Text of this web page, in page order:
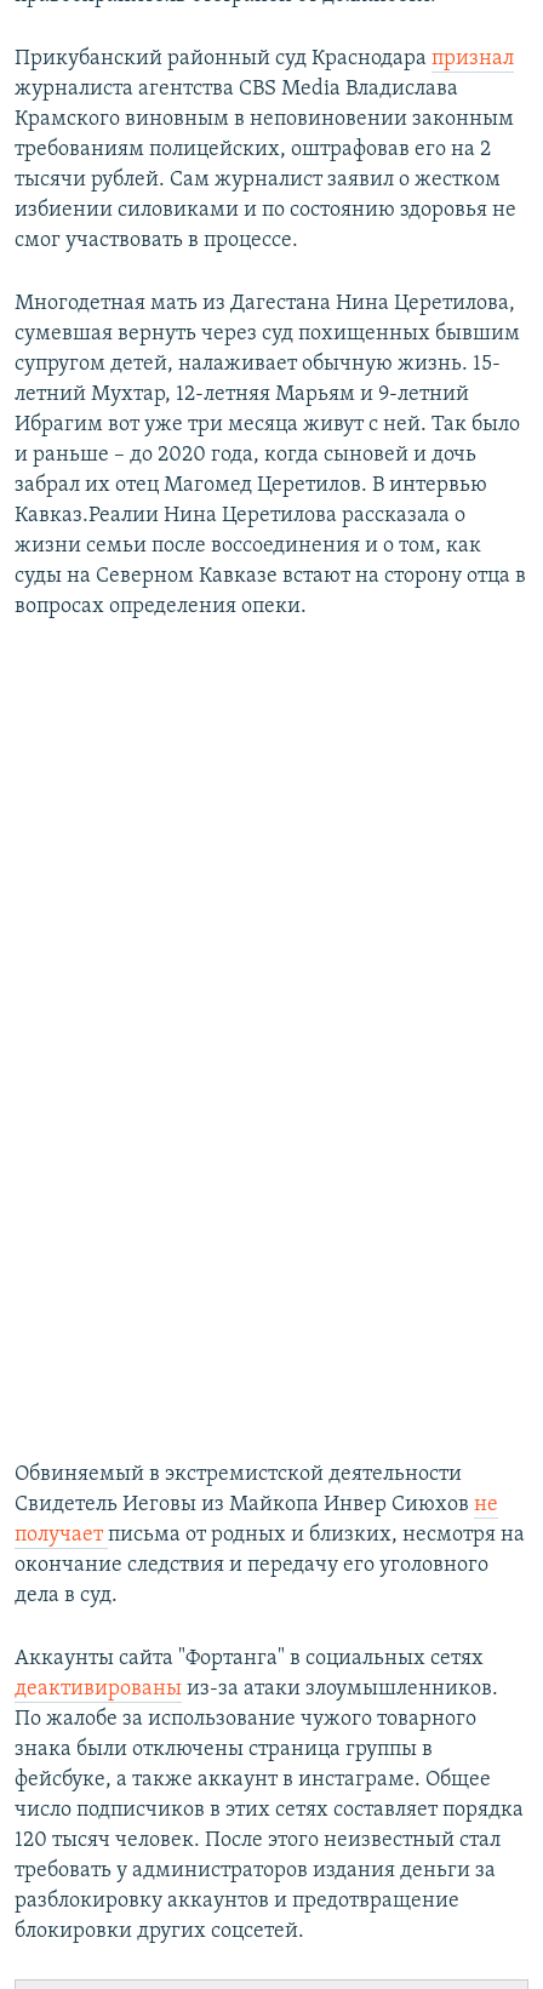
Прикубанский районный суд Краснодара признал
журналиста агентства CBS Media Владислава
Крамского виновным в неповиновении законным
требованиям полицейских, оштрафовав его на 2
тысячи рублей. Сам журналист заявил о жестком
избиении силовиками и по состоянию здоровья не
смог участвовать в процессе.
Многодетная мать из Дагестана Нина Церетилова,
сумевшая вернуть через суд похищенных бывшим
супругом детей, налаживает обычную жизнь. 15-
летний Мухтар, 12-летняя Марьям и 9-летний
Ибрагим вот уже три месяца живут с ней. Так было
и раньше – до 2020 года, когда сыновей и дочь
забрал их отец Магомед Церетилов. В интервью
Кавказ.Реалии Нина Церетилова рассказала о
жизни семьи после воссоединения и о том, как
суды на Северном Кавказе встают на сторону отца в
вопросах определения опеки.
Обвиняемый в экстремистской деятельности
Свидетель Иеговы из Майкопа Инвер Сиюхов не
получаетписьма от родных и близких, несмотря на
окончание следствия и передачу его уголовного
дела в суд.
Аккаунты сайта "Фортанга" в социальных сетях
деактивированы из-за атаки злоумышленников.
По жалобе за использование чужого товарного
знака были отключены страница группы в
фейсбуке, а также аккаунт в инстаграме. Общее
число подписчиков в этих сетях составляет порядка
120 тысяч человек. После этого неизвестный стал
требовать у администраторов издания деньги за
разблокировку аккаунтов и предотвращение
блокировки других соцсетей.